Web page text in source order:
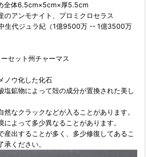
全体6.5cm×5cm×厚5.5cm
のアンモナイト、プロミクロセラス
生代ジュラ紀（1億9500万 -- 1億3500万
セット州チャーマス
ノウ化した化石
塩鉱物によって殻の成分が置換された美し
然なクラックなどが入ることがあります。
によって多少異なることがあります。
産出することが多く、多少修復してあるこ
承ください。